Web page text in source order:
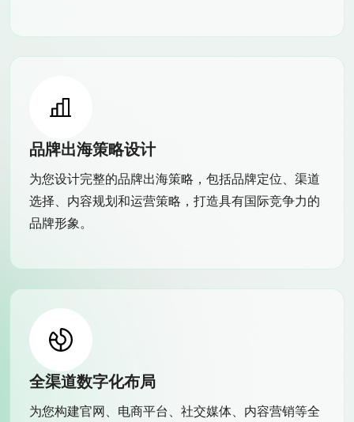
品牌出海策略设计
为您设计完整的品牌出海策略，包括品牌定位、渠道
选择、内容规划和运营策略，打造具有国际竞争力的
品牌形象。
全渠道数字化布局
为您构建官网、电商平台、社交媒体、内容营销等全